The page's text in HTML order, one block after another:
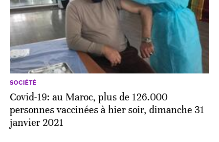
SOCIÉTÉ
Covid-19: au Maroc, plus de 126.000
personnes vaccinées à hier soir, dimanche 31
janvier 2021